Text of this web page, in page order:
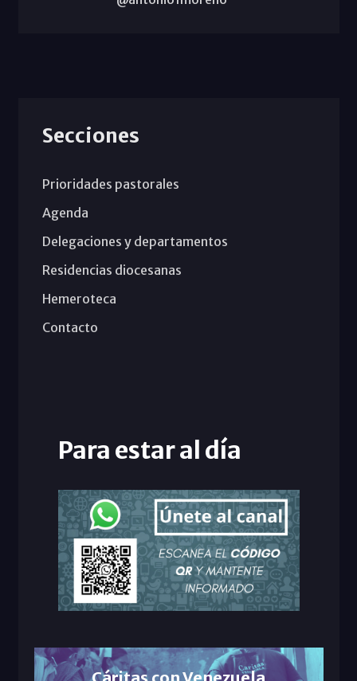
Secciones
Prioridades pastorales
Agenda
Delegaciones y departamentos
Residencias diocesanas
Hemeroteca
Contacto
Para estar al día
Cáritas con Venezuela